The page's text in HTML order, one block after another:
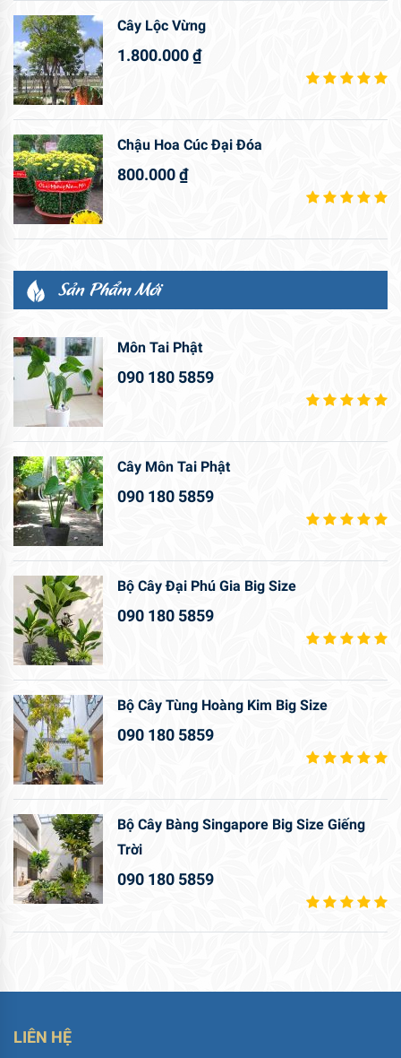
Cây Lộc Vừng
1.800.000₫
Chậu Hoa Cúc Đại Đóa
800.000₫
Sản Phẩm Mới
Môn Tai Phật
090 180 5859
Cây Môn Tai Phật
090 180 5859
Bộ Cây Đại Phú Gia Big Size
090 180 5859
Bộ Cây Tùng Hoàng Kim Big Size
090 180 5859
Bộ Cây Bàng Singapore Big Size Giếng
Trời
090 180 5859
LIÊN HỆ